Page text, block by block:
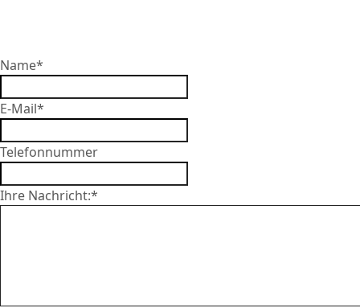
Name*
E-Mail*
Telefonnummer
Ihre Nachricht:*